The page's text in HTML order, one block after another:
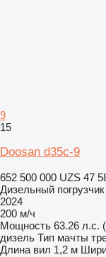
9
15
Doosan d35c-9
652 500 000 UZS 47
Дизельный погрузчик
2024
200 м/ч
Мощность 63.26 л.с.
дизель Тип мачты
Длина вил 1,2 м